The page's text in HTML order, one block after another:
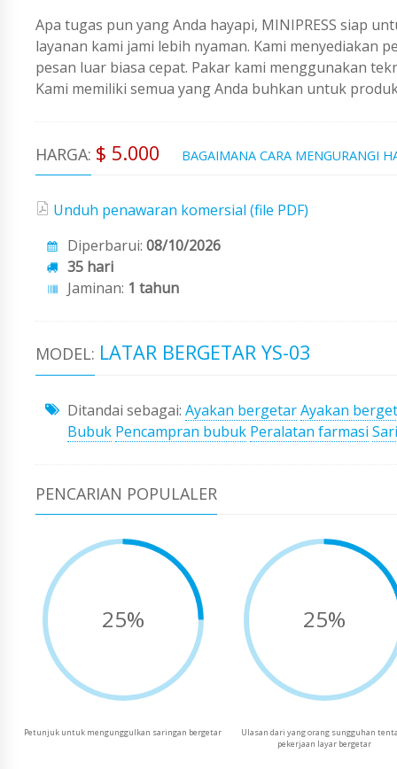
Apa tugas pun yang Anda hayapi, MINIPRESS siap
layanan kami jami lebih nyaman. Kami menyediakan
pesan luar biasa cepat. Pakar kami menggunakan
Kami memiliki semua yang Anda buhkan untuk
HARGA: $ 5.000 BAGAIMANA CARA MENGURANGI
Unduh penawaran komersial (file PDF)
Diperbarui: 08/10/2026
35 hari
Jaminan: 1 tahun
MODEL: LATAR BERGETAR YS-03
Ditandai sebagai: Ayakan bergetarAyakan
Bubuk Pencampran bubuk Peralatan farmasi
PENCARIAN POPULALER
25%
Petunjuk untuk mengunggulkan saringan bergetar
25%
Ulasan dari yang orang sungguhan
pekerjaan layar bergetar